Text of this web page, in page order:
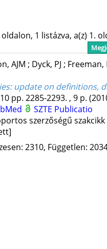
1 listázva, a(z) 1.
AJM ; Dyck, PJ ; Freeman,
update on definitions,
10 pp. 2285-2293. , 9 p.
SZTE Publicatio
szerzőségű
2310, Független: